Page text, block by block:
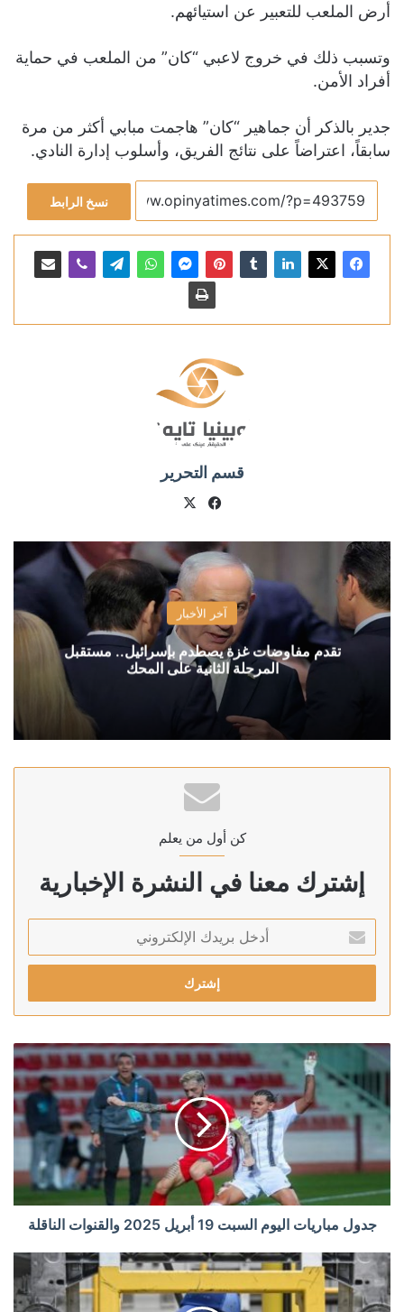
أرض الملعب للتعبير عن استيائهم.
وتسبب ذلك في خروج لاعبي “كان” من الملعب في حماية
أفراد الأمن.
جدير بالذكر أن جماهير “كان” هاجمت مبابي أكثر من مرة
سابقاً، اعتراضاً على نتائج الفريق، وأسلوب إدارة النادي.
نسخ الرابط
قسم التحرير
فيسبوك
آخر الأخبار
تقدم مفاوضات غزة يصطدم بإسرائيل.. مستقبل
المرحلة الثانية على المحك
كن أول من يعلم
إشترك معنا في النشرة الإخبارية
بريدك
الإلكتروني
جدول مباريات اليوم السبت 19 أبريل 2025 والقنوات الناقلة